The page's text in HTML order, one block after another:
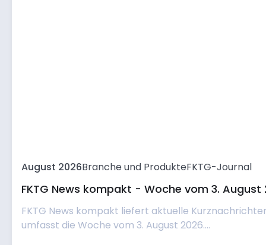
August 2026Branche und ProdukteFKTG-Journal
FKTG News kompakt - Woche vom 3. August
FKTG News kompakt liefert aktuelle
umfasst die Woche vom 3. August 2026....